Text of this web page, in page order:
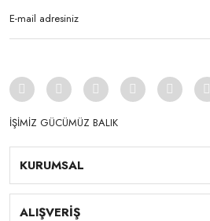
İŞİMİZ GÜCÜMÜZ BALIK
KURUMSAL
ALIŞVERİŞ